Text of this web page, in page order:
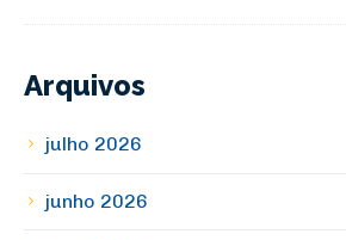
Arquivos
julho 2026
junho 2026